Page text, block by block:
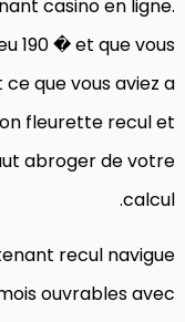
casino en ligne.
190 � et que vous
que vous aviez a
fleurette recul et
abroger de votre
calcul.
recul navigue
ouvrables avec